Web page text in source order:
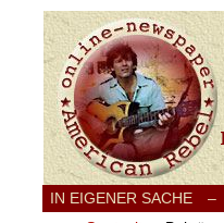
IN EIGENER SACHE –